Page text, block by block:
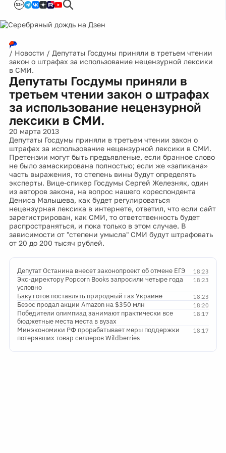
12+
/ Новости / Депутаты Госдумы приняли в третьем чтении
закон о штрафах за использование нецензурной лексики
в СМИ.
Депутаты Госдумы приняли в
третьем чтении закон о штрафах
за использование нецензурной
лексики в СМИ.
20 марта 2013
Депутаты Госдумы приняли в третьем чтении закон о
штрафах за использование нецензурной лексики в СМИ.
Претензии могут быть предъявленые, если бранное слово
не было замаскирована полностью; если же «запикана»
часть выражения, то степень вины будут определять
эксперты. Вице-спикер Госдумы Сергей Железняк, один
из авторов закона, на вопрос нашего кореспондента
Дениса Малышева, как будет регулироваться
нецензурная лексика в интернете, ответил, что если сайт
зарегистрирован, как СМИ, то ответственность будет
распространяться, и пока только в этом случае. В
зависимости от "степени умысла" СМИ будут штрафовать
от 20 до 200 тысяч рублей.
18:23
Депутат Останина внесет законопроект об отмене ЕГЭ
18:23
Экс-директору Popcorn Books запросили четыре года
условно
18:23
Баку готов поставлять природный газ Украине
18:20
Безос продал акции Amazon на $350 млн
18:17
Победители олимпиад занимают практически все
бюджетные места места в вузах
18:17
Минэкономики РФ прорабатывает меры поддержки
потерявших товар селлеров Wildberries